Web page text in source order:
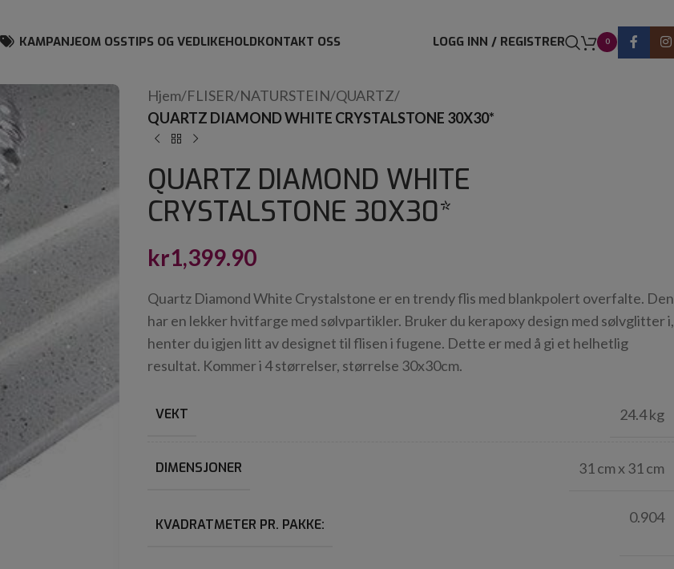
KAMPANJEOM OSSTIPS OG VEDLIKEHOLDKONTAKT OSS LOGG INN / REGISTRER 0
Hjem/FLISER/NATURSTEIN/QUARTZ/
QUARTZ DIAMOND WHITE CRYSTALSTONE 30X30*
QUARTZ DIAMOND WHITE
CRYSTALSTONE 30X30*
kr1,399.90
Quartz Diamond White Crystalstone er en trendy flis med blankpolert overfalte. Den
har en lekker hvitfarge med sølvpartikler. Bruker du kerapoxy design med sølvglitter i,
henter du igjen litt av designet til flisen i fugene. Dette er med å gi et helhetlig
resultat. Kommer i 4 størrelser, størrelse 30x30cm.
VEKT 24.4 kg
DIMENSJONER 31 cm x 31 cm
KVADRATMETER PR. PAKKE: 0.904